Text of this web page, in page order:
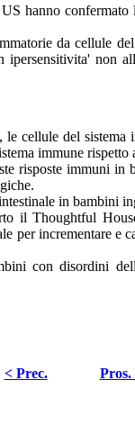
hanno
da cellule
non
cellule del
immune
risposte immuni
in bambini
il Thoughtful
per incrementare
con disordini
< Prec.
Pros.